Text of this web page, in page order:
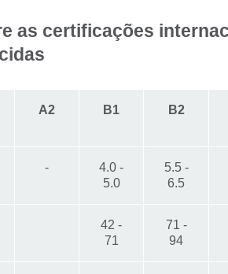
as certificações
A2 B1 B2
-
4.0 -
5.0
5.5 -
6.5
42 -
71
71 -
94